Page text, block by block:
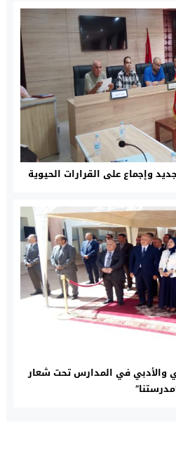
وإجماع على القرارات الحيوية
والأدبي في المدارس تحت شعار